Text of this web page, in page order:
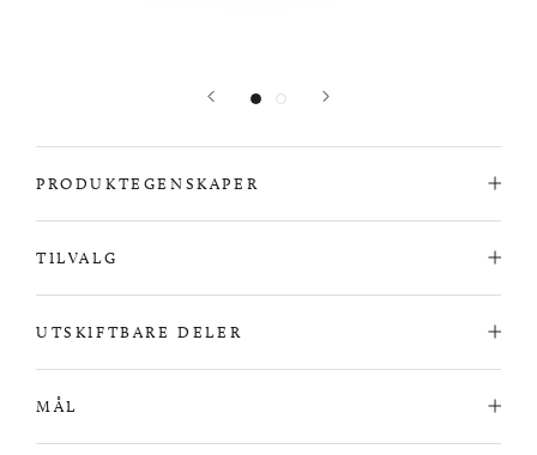
PRODUKTEGENSKAPER
TILVALG
UTSKIFTBARE DELER
MÅL